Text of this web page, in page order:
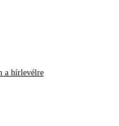
a hírlevélre